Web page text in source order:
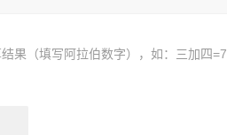
果（填写阿拉伯数字），如：三加四=7